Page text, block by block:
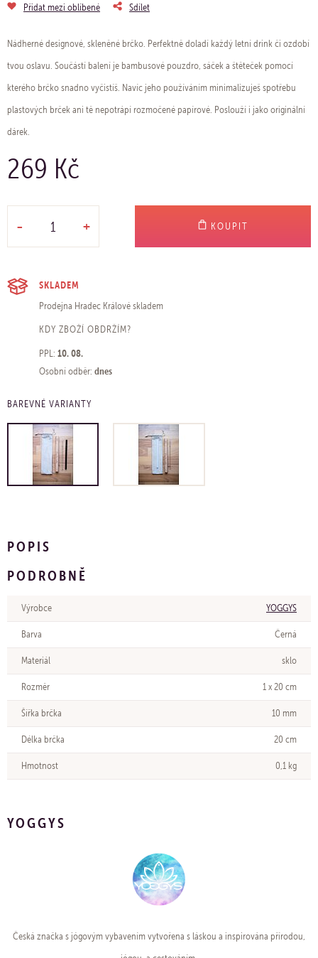
Přidat mezi oblíbené Sdílet
Nádherné designové, skleněné brčko. Perfektně doladí každý letní drink či ozdobí
tvou oslavu. Součástí balení je bambusové pouzdro, sáček a štěteček pomocí
kterého brčko snadno vyčistíš. Navíc jeho používáním minimalizuješ spotřebu
plastových brček ani tě nepotrápí rozmočené papírové. Poslouží i jako originální
dárek.
269 Kč
- + KOUPIT
SKLADEM
Prodejna Hradec Královéskladem
KDY ZBOŽÍ OBDRŽÍM?
PPL: 10. 08.
Osobní odběr: dnes
BAREVNÉ VARIANTY
POPIS
PODROBNĚ
Výrobce YOGGYS
Barva Černá
Materiál sklo
Rozměr 1 x 20 cm
Šířka brčka 10 mm
Délka brčka 20 cm
Hmotnost 0,1 kg
YOGGYS
Česká značka s jógovým vybavením vytvořena s láskou a inspirována přírodou,